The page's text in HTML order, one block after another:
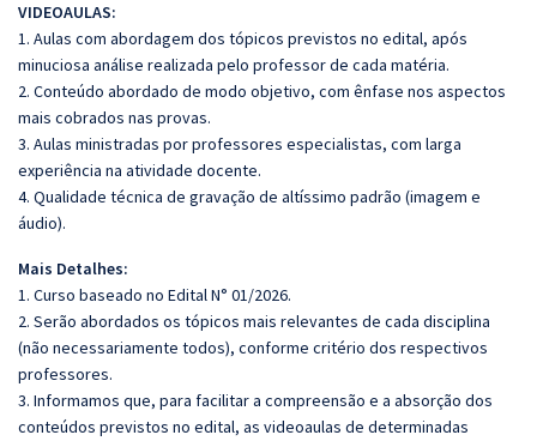
VIDEOAULAS:
1. Aulas com abordagem dos tópicos previstos no edital, após
minuciosa análise realizada pelo professor de cada matéria.
2. Conteúdo abordado de modo objetivo, com ênfase nos aspectos
mais cobrados nas provas.
3. Aulas ministradas por professores especialistas, com larga
experiência na atividade docente.
4. Qualidade técnica de gravação de altíssimo padrão (imagem e
áudio).
Mais Detalhes:
1. Curso baseado no Edital N° 01/2026.
2. Serão abordados os tópicos mais relevantes de cada disciplina
(não necessariamente todos), conforme critério dos respectivos
professores.
3. Informamos que, para facilitar a compreensão e a absorção dos
conteúdos previstos no edital, as videoaulas de determinadas